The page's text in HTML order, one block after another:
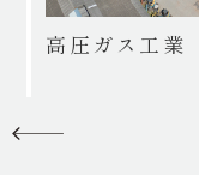
高圧ガス工